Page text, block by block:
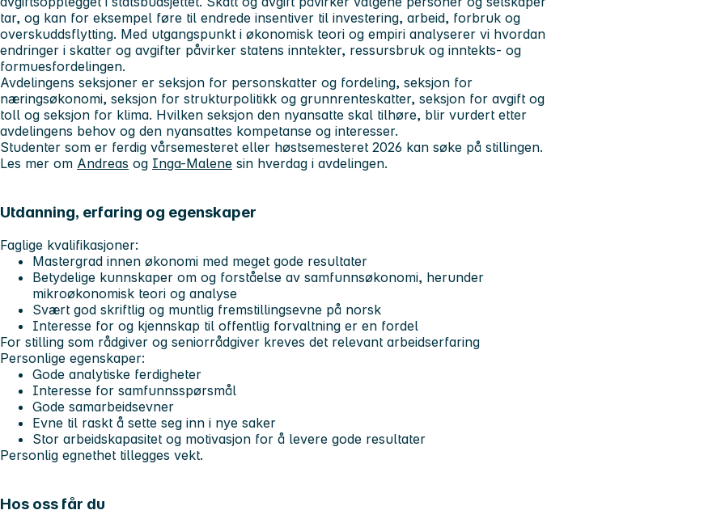
tar, og kan for eksempel føre til endrede insentiver til investering, arbeid, forbruk og
overskuddsflytting. Med utgangspunkt i økonomisk teori og empiri analyserer vi hvordan
endringer i skatter og avgifter påvirker statens inntekter, ressursbruk og inntekts- og
formuesfordelingen.
Avdelingens seksjoner er seksjon for personskatter og fordeling, seksjon for
næringsøkonomi, seksjon for strukturpolitikk og grunnrenteskatter, seksjon for avgift og
toll og seksjon for klima. Hvilken seksjon den nyansatte skal tilhøre, blir vurdert etter
avdelingens behov og den nyansattes kompetanse og interesser.
Studenter som er ferdig vårsemesteret eller høstsemesteret 2026 kan søke på stillingen.
Les mer om Andreas og Inga-Malene sin hverdag i avdelingen.
Utdanning, erfaring og egenskaper
Faglige kvalifikasjoner:
Mastergrad innen økonomi med meget gode resultater
Betydelige kunnskaper om og forståelse av samfunnsøkonomi, herunder
mikroøkonomisk teori og analyse
Svært god skriftlig og muntlig fremstillingsevne på norsk
Interesse for og kjennskap til offentlig forvaltning er en fordel
For stilling som rådgiver og seniorrådgiver kreves det relevant arbeidserfaring
Personlige egenskaper:
Gode analytiske ferdigheter
Interesse for samfunnsspørsmål
Gode samarbeidsevner
Evne til raskt å sette seg inn i nye saker
Stor arbeidskapasitet og motivasjon for å levere gode resultater
Personlig egnethet tillegges vekt.
Hos oss får du